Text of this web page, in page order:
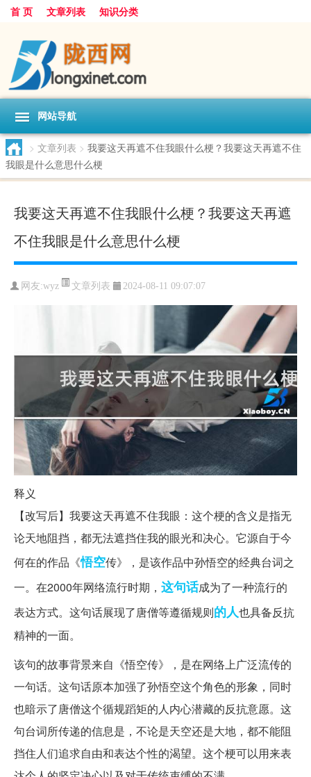
首 页 文章列表 知识分类
网站导航
> 文章列表 > 我要这天再遮不住我眼什么梗？我要这天再遮不住
我眼是什么意思什么梗
我要这天再遮不住我眼什么梗？我要这天再遮
不住我眼是什么意思什么梗
网友:wyz 文章列表 2024-08-11 09:07:07
释义
【改写后】我要这天再遮不住我眼：这个梗的含义是指无
论天地阻挡，都无法遮挡住我的眼光和决心。它源自于今
何在的作品《悟空传》，是该作品中孙悟空的经典台词之
一。在2000年网络流行时期， 这句话成为了一种流行的
表达方式。这句话展现了唐僧等遵循规则的人也具备反抗
精神的一面。
该句的故事背景来自《悟空传》，是在网络上广泛流传的
一句话。这句话原本加强了孙悟空这个角色的形象，同时
也暗示了唐僧这个循规蹈矩的人内心潜藏的反抗意愿。这
句台词所传递的信息是，不论是天空还是大地，都不能阻
挡住人们追求自由和表达个性的渴望。这个梗可以用来表